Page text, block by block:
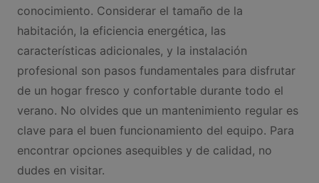
conocimiento. Considerar el tamaño de la
habitación, la eficiencia energética, las
características adicionales, y la instalación
profesional son pasos fundamentales para disfrutar
de un hogar fresco y confortable durante todo el
verano. No olvides que un mantenimiento regular es
clave para el buen funcionamiento del equipo. Para
encontrar opciones asequibles y de calidad, no
dudes en visitar.